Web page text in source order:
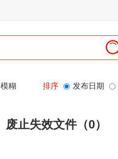
模糊 排序 发布日期
废止失效文件（0）